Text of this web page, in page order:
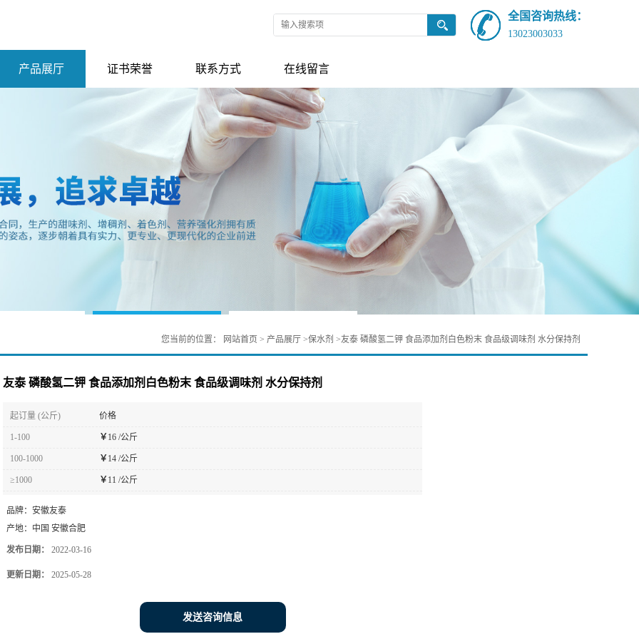
全国咨询热线：
13023003033
产品展厅 证书荣誉 联系方式 在线留言
您当前的位置： 网站首页 > 产品展厅 >保水剂 >友泰 磷酸氢二钾 食品添加剂白色粉末 食品级调味剂 水分保持剂
友泰 磷酸氢二钾 食品添加剂白色粉末 食品级调味剂 水分保持剂
起订量 (公斤) 价格
1-100 ￥16 /公斤
100-1000 ￥14 /公斤
≥1000 ￥11 /公斤
品牌： 安徽友泰
产地： 中国 安徽合肥
发布日期： 2022-03-16
更新日期： 2025-05-28
发送咨询信息